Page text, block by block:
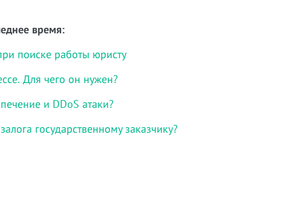
время:
поиске работы юристу
Для чего он нужен?
и DDoS атаки?
государственному заказчику?